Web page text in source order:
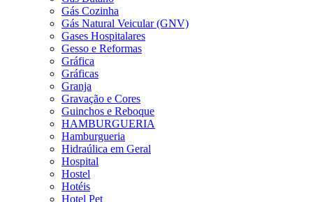
Gás Cozinha
Gás Natural Veicular (GNV)
Gases Hospitalares
Gesso e Reformas
Gráfica
Gráficas
Granja
Gravação e Cores
Guinchos e Reboque
HAMBURGUERIA
Hamburgueria
Hidraúlica em Geral
Hospital
Hostel
Hotéis
Hotel Pet